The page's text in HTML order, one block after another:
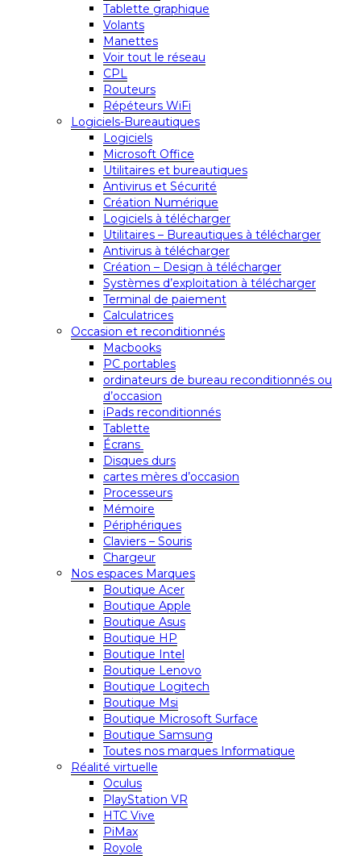
Tablette graphique
Volants
Manettes
Voir tout le réseau
CPL
Routeurs
Répéteurs WiFi
Logiciels-Bureautiques
Logiciels
Microsoft Office
Utilitaires et bureautiques
Antivirus et Sécurité
Création Numérique
Logiciels à télécharger
Utilitaires – Bureautiques à télécharger
Antivirus à télécharger
Création – Design à télécharger
Systèmes d’exploitation à télécharger
Terminal de paiement
Calculatrices
Occasion et reconditionnés
Macbooks
PC portables
ordinateurs de bureau reconditionnés ou
d’occasion
iPads reconditionnés
Tablette
Écrans
Disques durs
cartes mères d’occasion
Processeurs
Mémoire
Périphériques
Claviers – Souris
Chargeur
Nos espaces Marques
Boutique Acer
Boutique Apple
Boutique Asus
Boutique HP
Boutique Intel
Boutique Lenovo
Boutique Logitech
Boutique Msi
Boutique Microsoft Surface
Boutique Samsung
Toutes nos marques Informatique
Réalité virtuelle
Oculus
PlayStation VR
HTC Vive
PiMax
Royole